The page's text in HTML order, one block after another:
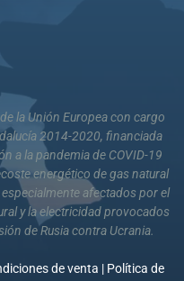
la Unión Europea con cargo
2014-2020, financiada
a la pandemia de COVID-19
energético de gas natural
afectados por el
y la electricidad provocados
de Rusia contra Ucrania.
de venta | Política de